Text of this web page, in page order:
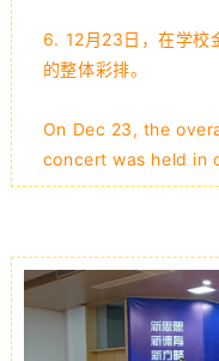
6. 12月23日，在学校
的整体彩排。
On Dec 23, the
concert was held in